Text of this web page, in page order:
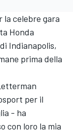
la celebre gara
Honda
Indianapolis,
prima della
per il
- ha
con loro la mia